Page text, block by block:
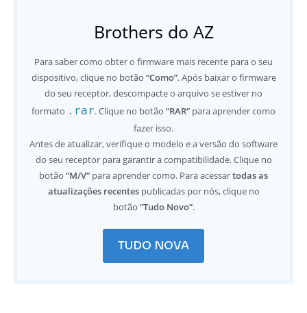
Brothers do AZ
Para saber como obter o firmware mais recente para o seu
dispositivo, clique no botão “Como”. Após baixar o firmware
do seu receptor, descompacte o arquivo se estiver no
formato .rar. Clique no botão “RAR” para aprender como
fazer isso.
Antes de atualizar, verifique o modelo e a versão do software
do seu receptor para garantir a compatibilidade. Clique no
botão “M/V” para aprender como. Para acessartodas as
atualizações recentespublicadas por nós, clique no
botão “Tudo Novo”.
TUDO NOVA